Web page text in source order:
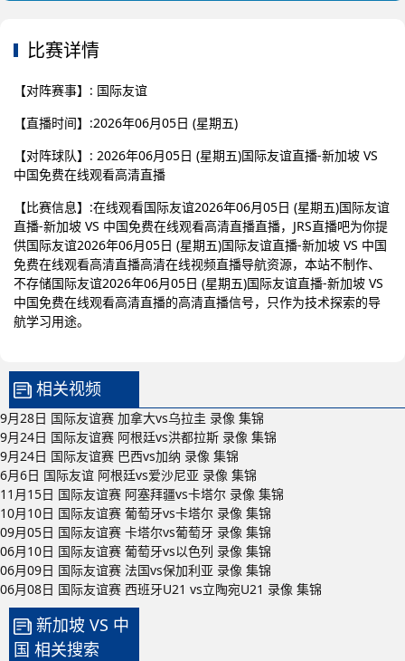
比赛详情
【对阵赛事】: 国际友谊
【直播时间】:2026年06月05日 (星期五)
【对阵球队】: 2026年06月05日 (星期五)国际友谊直播-新加坡 VS
中国免费在线观看高清直播
【比赛信息】:在线观看国际友谊2026年06月05日 (星期五)国际友谊
直播-新加坡 VS 中国免费在线观看高清直播直播，JRS直播吧为你提
供国际友谊2026年06月05日 (星期五)国际友谊直播-新加坡 VS 中国
免费在线观看高清直播高清在线视频直播导航资源，本站不制作、
不存储国际友谊2026年06月05日 (星期五)国际友谊直播-新加坡 VS
中国免费在线观看高清直播的高清直播信号，只作为技术探索的导
航学习用途。
相关视频
9月28日 国际友谊赛 加拿大vs乌拉圭 录像 集锦
9月24日 国际友谊赛 阿根廷vs洪都拉斯 录像 集锦
9月24日 国际友谊赛 巴西vs加纳 录像 集锦
6月6日 国际友谊 阿根廷vs爱沙尼亚 录像 集锦
11月15日 国际友谊赛 阿塞拜疆vs卡塔尔 录像 集锦
10月10日 国际友谊赛 葡萄牙vs卡塔尔 录像 集锦
09月05日 国际友谊赛 卡塔尔vs葡萄牙 录像 集锦
06月10日 国际友谊赛 葡萄牙vs以色列 录像 集锦
06月09日 国际友谊赛 法国vs保加利亚 录像 集锦
06月08日 国际友谊赛 西班牙U21 vs立陶宛U21 录像 集锦
新加坡 VS 中
国 相关搜索